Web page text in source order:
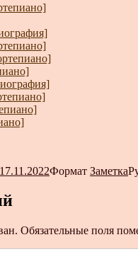
17.11.2022Формат Заметка
Обязательные поля